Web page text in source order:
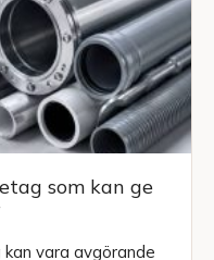
som kan ge
vara avgörande